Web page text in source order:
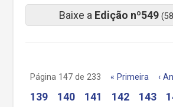
Baixe a Edição nº549
Página 147 de 233 « Primeira ‹
139
140 141 142 143